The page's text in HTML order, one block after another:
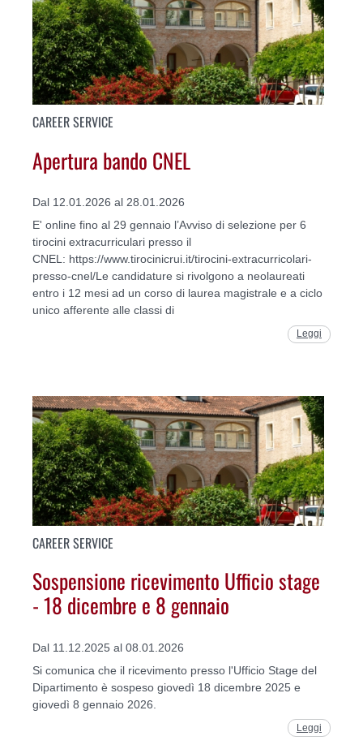
CAREER SERVICE
Apertura bando CNEL
Dal 12.01.2026 al 28.01.2026
E' online fino al 29 gennaio l’Avviso di selezione per 6
tirocini extracurriculari presso il
CNEL: https://www.tirocinicrui.it/tirocini-extracurricolari-
presso-cnel/Le candidature si rivolgono a neolaureati
entro i 12 mesi ad un corso di laurea magistrale e a ciclo
unico afferente alle classi di
Leggi
CAREER SERVICE
Sospensione ricevimento Ufficio stage
- 18 dicembre e 8 gennaio
Dal 11.12.2025 al 08.01.2026
Si comunica che il ricevimento presso l'Ufficio Stage del
Dipartimento è sospeso giovedì 18 dicembre 2025 e
giovedì 8 gennaio 2026.
Leggi